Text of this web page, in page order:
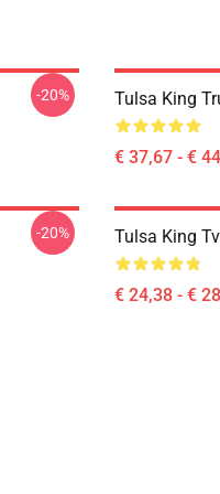
-20% Tulsa King
€ 37,67 - €
-20% Tulsa King
€ 24,38 - €